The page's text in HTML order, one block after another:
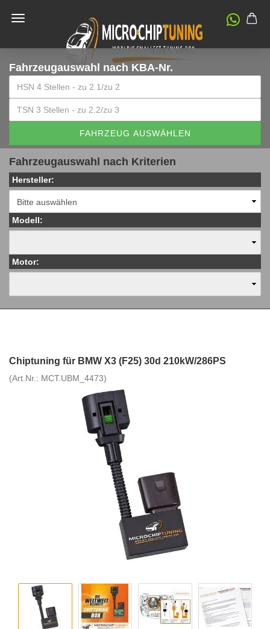
Fahrzeugauswahl nach KBA-Nr.
FAHRZEUG AUSWÄHLEN
Fahrzeugauswahl nach Kriterien
Hersteller:
Modell:
Motor:
Chiptuning für BMW X3 (F25) 30d 210kW/286PS
(Art.Nr.: MCT.UBM_4473)